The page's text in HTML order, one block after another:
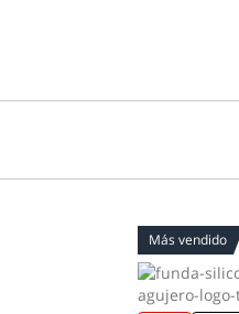
Más vendido